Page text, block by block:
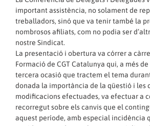
important assistència, no solament de
treballadors, sinó que va tenir també la
nombrosos afiliats, com no podia ser
nostre Sindicat.
La presentació i obertura va córrer a
Formació de CGT Catalunya qui, a més
tercera ocasió que tractem el tema
donada la importància de la qüestió i les
modificacions efectuades, va efectuar a
recorregut sobre els canvis que el
aquest període, amb especial incidència